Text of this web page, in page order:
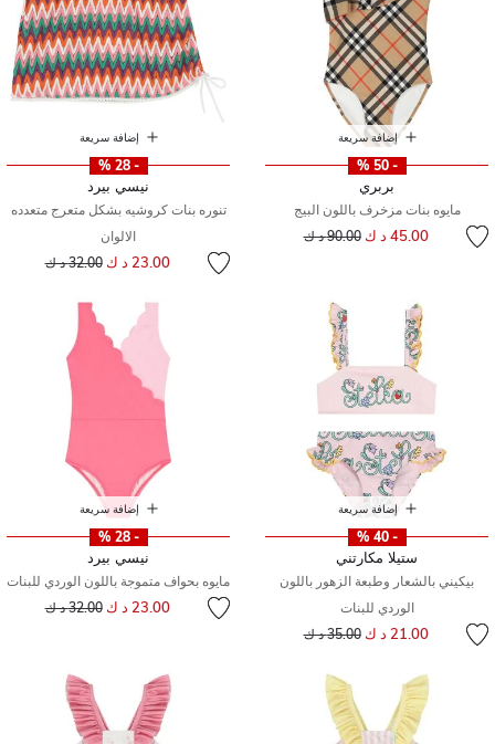
إضافة سريعة
- 50 %
بربري
مايوه بنات مزخرف باللون البيج
45.00 د ك سعر مخفض من
90.00 د ك
إضافة سريعة
- 28 %
نيسي بيرد
تنوره بنات كروشيه بشكل متعرج متعدده
الالوان
23.00 د ك سعر مخفض من
32.00 د ك إلى
إضافة سريعة
- 40 %
ستيلا مكارتني
بيكيني بالشعار وطبعة الزهور باللون
الوردي للبنات
21.00 د ك سعر مخفض من
35.00 د ك
إضافة سريعة
- 28 %
نيسي بيرد
مايوه بحواف متموجة باللون الوردي للبنات
23.00 د ك سعر مخفض من
32.00 د ك إلى